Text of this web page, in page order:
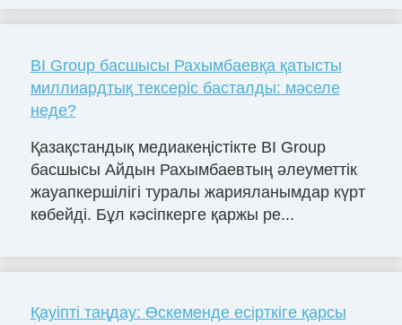
BI Group басшысы Рахымбаевқа қатысты
миллиардтық тексеріс басталды: мәселе
неде?
Қазақстандық медиакеңістікте BI Group
басшысы Айдын Рахымбаевтың әлеуметтік
жауапкершілігі туралы жарияланымдар күрт
көбейді. Бұл кәсіпкерге қаржы ре...
Қауіпті таңдау: Өскеменде есірткіге қарсы